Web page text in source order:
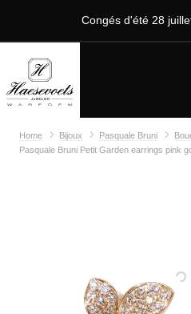
Congés d'été 28
Home Bijoux Pasquale Bruni
Pasquale Bruni Petit Garden earrings pink